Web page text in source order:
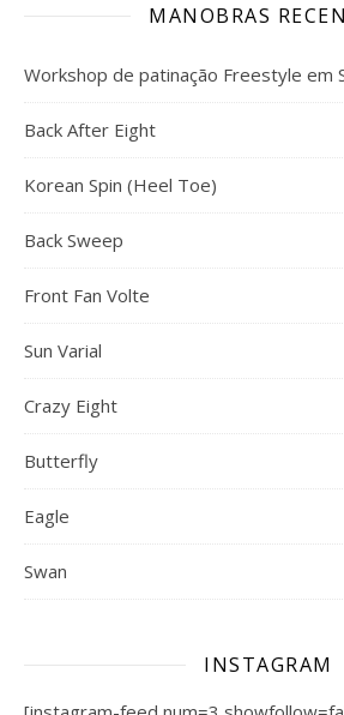
MANOBRAS
Workshop de patinação Freestyle em
Back After Eight
Korean Spin (Heel Toe)
Back Sweep
Front Fan Volte
Sun Varial
Crazy Eight
Butterfly
Eagle
Swan
INSTAGRAM